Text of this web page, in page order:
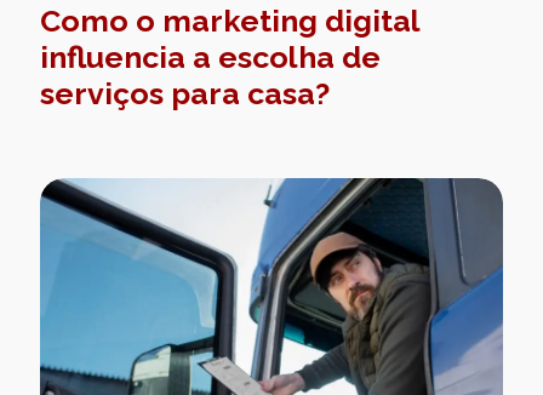
Como o marketing digital
influencia a escolha de
serviços para casa?